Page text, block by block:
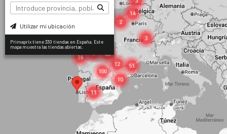
Utilizar mi ubicación
Primaprix tiene 330 tiendas en España. Este
mapa muestra las tiendas abiertas.